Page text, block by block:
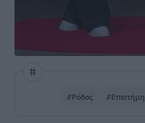
#Ρόδος #Επιστήμη